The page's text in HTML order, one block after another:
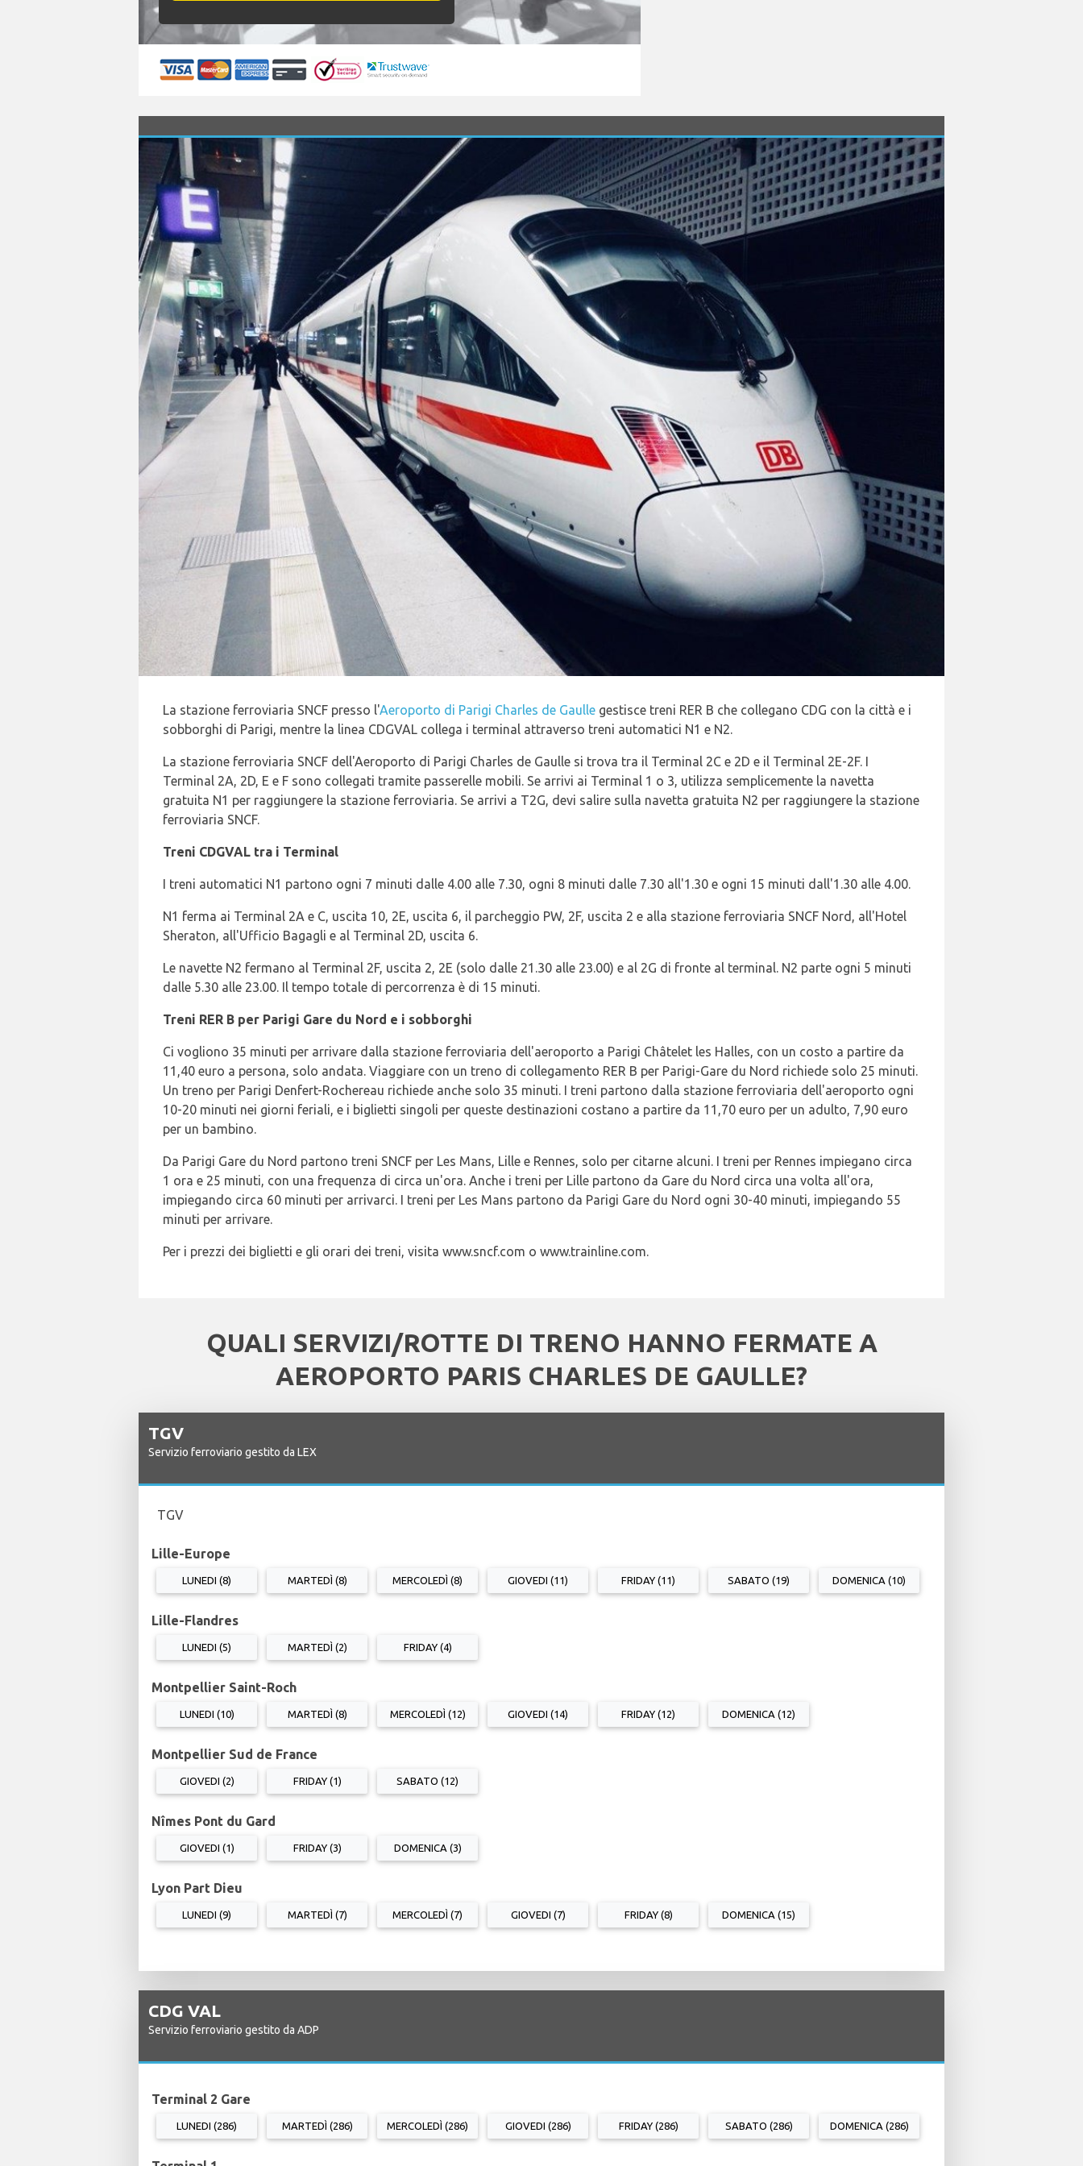
La stazione ferroviaria SNCF presso l'Aeroporto di Parigi Charles de Gaulle gestisce treni RER B che collegano CDG con la città e i
sobborghi di Parigi, mentre la linea CDGVAL collega i terminal attraverso treni automatici N1 e N2.
La stazione ferroviaria SNCF dell'Aeroporto di Parigi Charles de Gaulle si trova tra il Terminal 2C e 2D e il Terminal 2E-2F. I
Terminal 2A, 2D, E e F sono collegati tramite passerelle mobili. Se arrivi ai Terminal 1 o 3, utilizza semplicemente la navetta
gratuita N1 per raggiungere la stazione ferroviaria. Se arrivi a T2G, devi salire sulla navetta gratuita N2 per raggiungere la stazione
ferroviaria SNCF.
Treni CDGVAL tra i Terminal
I treni automatici N1 partono ogni 7 minuti dalle 4.00 alle 7.30, ogni 8 minuti dalle 7.30 all'1.30 e ogni 15 minuti dall'1.30 alle 4.00.
N1 ferma ai Terminal 2A e C, uscita 10, 2E, uscita 6, il parcheggio PW, 2F, uscita 2 e alla stazione ferroviaria SNCF Nord, all'Hotel
Sheraton, all'Ufficio Bagagli e al Terminal 2D, uscita 6.
Le navette N2 fermano al Terminal 2F, uscita 2, 2E (solo dalle 21.30 alle 23.00) e al 2G di fronte al terminal. N2 parte ogni 5 minuti
dalle 5.30 alle 23.00. Il tempo totale di percorrenza è di 15 minuti.
Treni RER B per Parigi Gare du Nord e i sobborghi
Ci vogliono 35 minuti per arrivare dalla stazione ferroviaria dell'aeroporto a Parigi Châtelet les Halles, con un costo a partire da
11,40 euro a persona, solo andata. Viaggiare con un treno di collegamento RER B per Parigi-Gare du Nord richiede solo 25 minuti.
Un treno per Parigi Denfert-Rochereau richiede anche solo 35 minuti. I treni partono dalla stazione ferroviaria dell'aeroporto ogni
10-20 minuti nei giorni feriali, e i biglietti singoli per queste destinazioni costano a partire da 11,70 euro per un adulto, 7,90 euro
per un bambino.
Da Parigi Gare du Nord partono treni SNCF per Les Mans, Lille e Rennes, solo per citarne alcuni. I treni per Rennes impiegano circa
1 ora e 25 minuti, con una frequenza di circa un'ora. Anche i treni per Lille partono da Gare du Nord circa una volta all'ora,
impiegando circa 60 minuti per arrivarci. I treni per Les Mans partono da Parigi Gare du Nord ogni 30-40 minuti, impiegando 55
minuti per arrivare.
Per i prezzi dei biglietti e gli orari dei treni, visita www.sncf.com o www.trainline.com.
QUALI SERVIZI/ROTTE DI TRENO HANNO FERMATE A
AEROPORTO PARIS CHARLES DE GAULLE?
TGV
Servizio ferroviario gestito da LEX
TGV
Lille-Europe
LUNEDI (8) MARTEDÌ (8) MERCOLEDÌ (8) GIOVEDI (11) FRIDAY (11) SABATO (19) DOMENICA (10)
Lille-Flandres
LUNEDI (5) MARTEDÌ (2) FRIDAY (4)
Montpellier Saint-Roch
LUNEDI (10) MARTEDÌ (8) MERCOLEDÌ (12) GIOVEDI (14) FRIDAY (12) DOMENICA (12)
Montpellier Sud de France
GIOVEDI (2) FRIDAY (1) SABATO (12)
Nîmes Pont du Gard
GIOVEDI (1) FRIDAY (3) DOMENICA (3)
Lyon Part Dieu
LUNEDI (9) MARTEDÌ (7) MERCOLEDÌ (7) GIOVEDI (7) FRIDAY (8) DOMENICA (15)
CDG VAL
Servizio ferroviario gestito da ADP
Terminal 2 Gare
LUNEDI (286) MARTEDÌ (286) MERCOLEDÌ (286) GIOVEDI (286) FRIDAY (286) SABATO (286) DOMENICA (286)